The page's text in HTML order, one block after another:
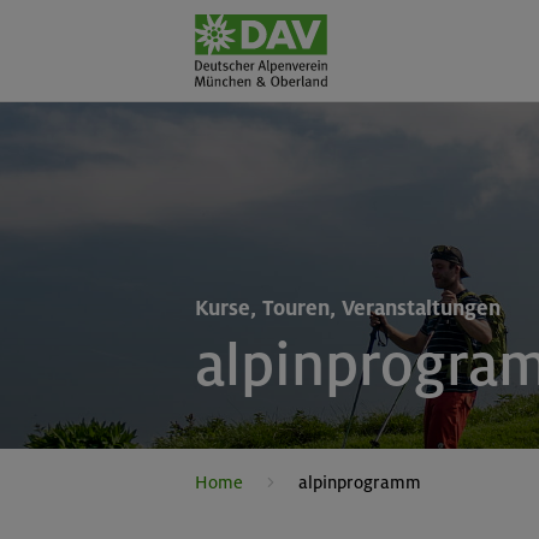
Kurse, Touren, Veranstaltungen
Home alpinprogramm